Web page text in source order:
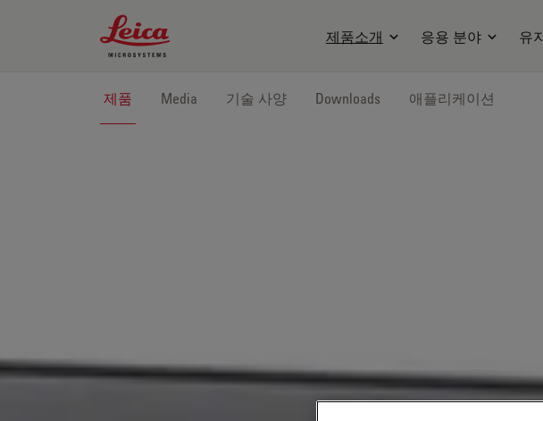
Leica Microsystems Logo
제품소개 응용 분야 유
제품 Media 기술 사양 Downloads 애플리케이션